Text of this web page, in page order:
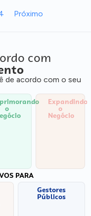
Próximo
com
de acordo com o seu
o
Expandindo
o
Negócio
PARA
Gestores
Públicos